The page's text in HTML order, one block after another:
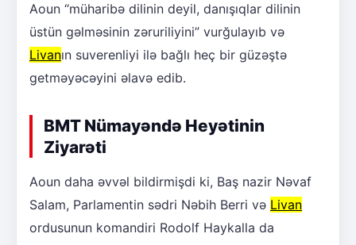
Aoun “müharibə dilinin deyil, danışıqlar dilinin
üstün gəlməsinin zəruriliyini” vurğulayıb və
Livanın suverenliyi ilə bağlı heç bir güzəştə
getməyəcəyini əlavə edib.
BMT Nümayəndə Heyətinin
Ziyarəti
Aoun daha əvvəl bildirmişdi ki, Baş nazir Nəvaf
Salam, Parlamentin sədri Nəbih Berri və Livan
ordusunun komandiri Rodolf Haykalla da